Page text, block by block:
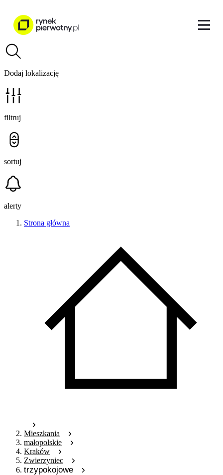
Dodaj lokalizację
filtruj
sortuj
alerty
Strona główna
Mieszkania
małopolskie
Kraków
Zwierzyniec
trzypokojowe